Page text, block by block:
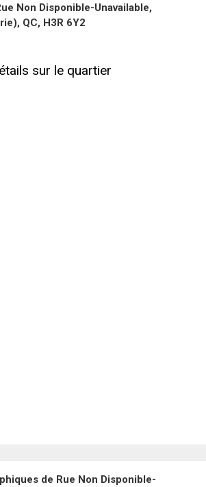
», vous consentez à nos conditions d'utilisation et
écrite de communiquer avec vous.
Non Disponible-Unavailable,
QC, H3R 6Y2
sur le quartier
de Rue Non Disponible-